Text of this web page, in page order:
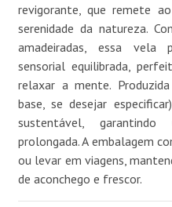
revigorante, que remete
serenidade da natureza.
amadeiradas, essa vela
sensorial equilibrada,
relaxar a mente.
base, se desejar
sustentável,
prolongada. A embalagem
ou levar em viagens,
de aconchego e frescor.